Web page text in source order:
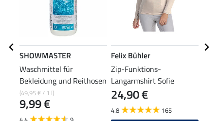
SHOWMASTER
Waschmittel für
Bekleidung und Reithosen
(49,95 € / 1 l)
9,99 €
Felix Bühler
Zip-Funktions-
Langarmshirt Sofie
24,90 €
4.8 165